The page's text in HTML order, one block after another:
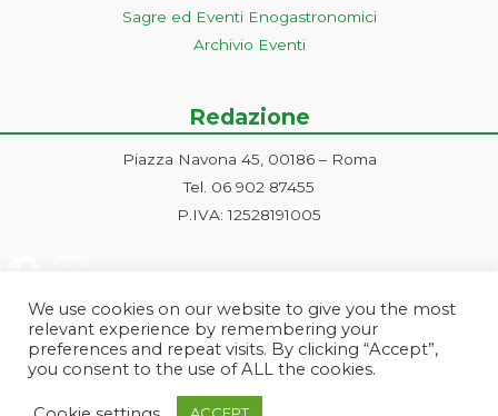
Sagre ed Eventi Enogastronomici
Archivio Eventi
Redazione
Piazza Navona 45, 00186 – Roma
Tel. 06 902 87455
P.IVA: 12528191005
We use cookies on our website to give you the most
relevant experience by remembering your
preferences and repeat visits. By clicking “Accept”,
you consent to the use of ALL the cookies.